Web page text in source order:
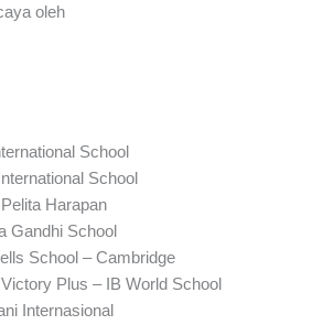
oleh
School
School
Harapan
Gandhi School
School – Cambridge
Plus – IB World School
Internasional